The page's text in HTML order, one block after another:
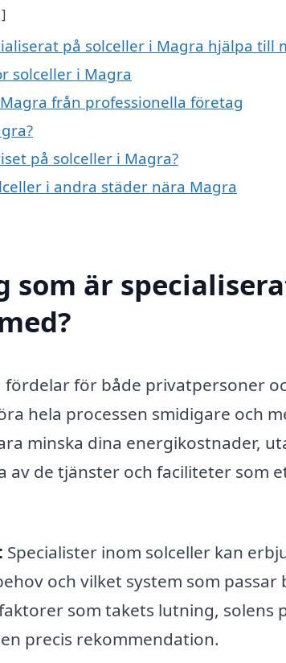
på solceller i Magra hjälpa till
solceller i Magra
från professionella företag
på solceller i Magra?
i andra städer nära Magra
som är
fördelar för både privatpersoner
hela processen smidigare och
minska dina energikostnader,
av de tjänster och faciliteter som
Specialister inom solceller kan
och vilket system som
som takets lutning, solens
precis rekommendation.